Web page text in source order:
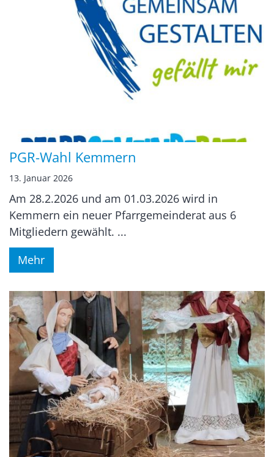
PGR-Wahl Kemmern
13. Januar 2026
Am 28.2.2026 und am 01.03.2026 wird in
Kemmern ein neuer Pfarrgemeinderat aus 6
Mitgliedern gewählt. ...
Mehr